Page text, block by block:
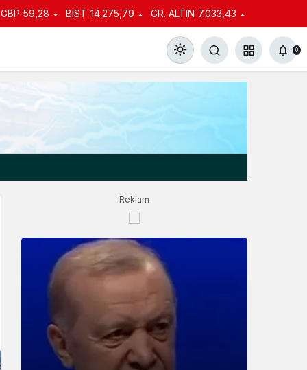
GBP 59,28 BIST 14.275,79 GR. ALTIN 7.033,43
Gündüz Modu
Sistem Modu
Sistem modunu seçin.
0
Reklam